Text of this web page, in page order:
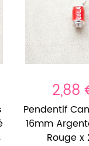
2,88
Pendentif
16mm
Rouge x